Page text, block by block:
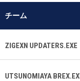
チーム
ZIGEXN UPDATERS.EXE
UTSUNOMIAYA